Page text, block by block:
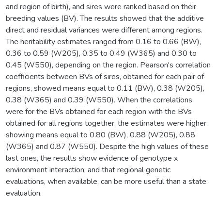
and region of birth), and sires were ranked based on their
breeding values (BV). The results showed that the additive
direct and residual variances were different among regions.
The heritability estimates ranged from 0.16 to 0.66 (BW),
0.36 to 0.59 (W205), 0.35 to 0.49 (W365) and 0.30 to
0.45 (W550), depending on the region. Pearson's correlation
coefficients between BVs of sires, obtained for each pair of
regions, showed means equal to 0.11 (BW), 0.38 (W205),
0.38 (W365) and 0.39 (W550). When the correlations
were for the BVs obtained for each region with the BVs
obtained for all regions together, the estimates were higher
showing means equal to 0.80 (BW), 0.88 (W205), 0.88
(W365) and 0.87 (W550). Despite the high values of these
last ones, the results show evidence of genotype x
environment interaction, and that regional genetic
evaluations, when available, can be more useful than a state
evaluation.